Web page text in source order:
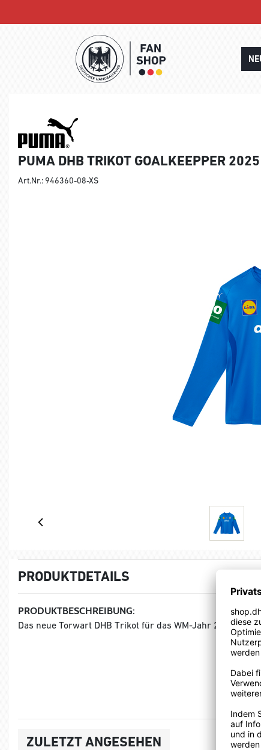
PUMA DHB TRIKOT GOALKEEPPER
Art.Nr.: 946360-08-XS
PRODUKTDETAILS
PRODUKTBESCHREIBUNG:
Das neue Torwart DHB Trikot für das WM-Jahr 2025
ZULETZT ANGESEHEN